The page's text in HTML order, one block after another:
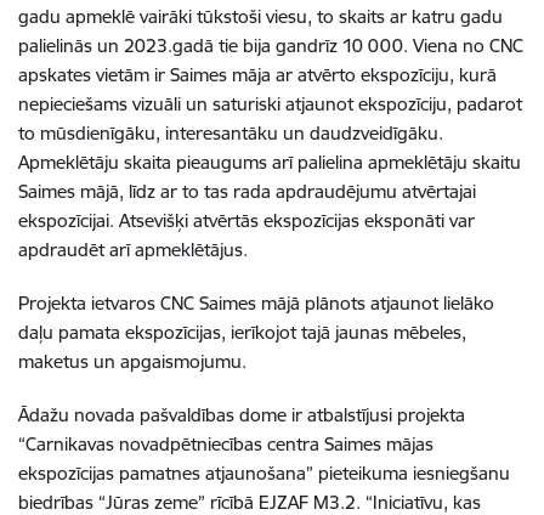
gadu apmeklē vairāki tūkstoši viesu, to skaits ar katru gadu
palielinās un 2023.gadā tie bija gandrīz 10 000. Viena no CNC
apskates vietām ir Saimes māja ar atvērto ekspozīciju, kurā
nepieciešams vizuāli un saturiski atjaunot ekspozīciju, padarot
to mūsdienīgāku, interesantāku un daudzveidīgāku.
Apmeklētāju skaita pieaugums arī palielina apmeklētāju skaitu
Saimes mājā, līdz ar to tas rada apdraudējumu atvērtajai
ekspozīcijai. Atsevišķi atvērtās ekspozīcijas eksponāti var
apdraudēt arī apmeklētājus.
Projekta ietvaros CNC Saimes mājā plānots atjaunot lielāko
daļu pamata ekspozīcijas, ierīkojot tajā jaunas mēbeles,
maketus un apgaismojumu.
Ādažu novada pašvaldības dome ir atbalstījusi projekta
“Carnikavas novadpētniecības centra Saimes mājas
ekspozīcijas pamatnes atjaunošana” pieteikuma iesniegšanu
biedrības “Jūras zeme” rīcībā EJZAF M3.2. “Iniciatīvu, kas